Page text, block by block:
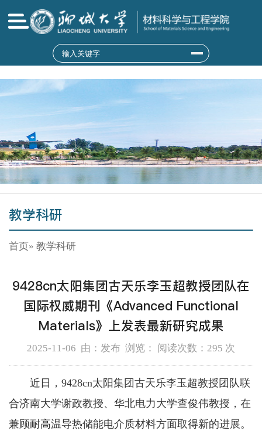
9428cn太阳集团(MACAU)古天乐代言|官
方网站
教学科研
首页 » 教学科研
9428cn太阳集团古天乐李玉超教授团队在
国际权威期刊《Advanced Functional
Materials》上发表最新研究成果
2025-11-06 由：发布 浏览： 阅读次数： 295 次
近日，9428cn太阳集团古天乐李玉超教授团队联
合济南大学谢政教授、华北电力大学查俊伟教授，在
兼顾耐高温导热储能电介质材料方面取得新的进展。